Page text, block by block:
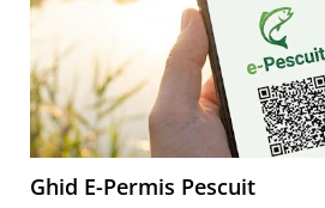
Fire feeder, stationar
Plute si Indicatoare
Platforme feeder, suporturi,
tripoduri
Plumbi, cosulete, momitoare
Carlige Feeder, Stationar
Ghid E-Permis Pescuit